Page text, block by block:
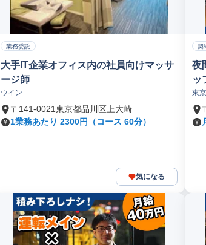
業務委託
大手IT企業オフィス内の社員向けマッサ
ージ師
ウイン
〒141-0021東京都品川区上大崎
1業務あたり 2300円（コース 60分）
気になる
契
夜
ッ
東